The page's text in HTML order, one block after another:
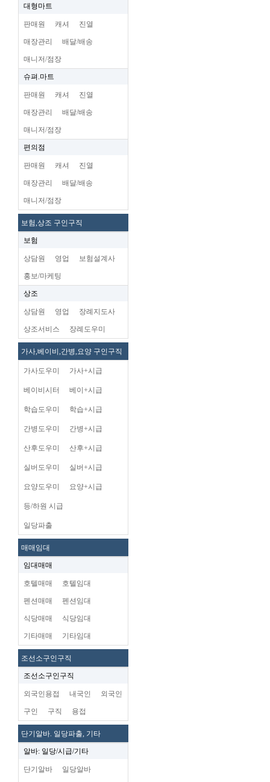
대형마트
판매원 캐셔 진열
매장관리 배달/배송
매니저/점장
슈펴.마트
판매원 캐셔 진열
매장관리 배달/배송
매니저/점장
편의점
판매원 캐셔 진열
매장관리 배달/배송
매니저/점장
보험,상조 구인구직
보험
상담원 영업 보험설계사
홍보/마케팅
상조
상담원 영업 장례지도사
상조서비스 장례도우미
가사,베이비,간병,요양 구인구직
가사도우미 가사+시급
베이비시터 베이+시급
학습도우미 학습+시급
간병도우미 간병+시급
산후도우미 산후+시급
실버도우미 실버+시급
요양도우미 요양+시급
등/하원 시급
일당파출
매매임대
임대매매
호텔매매 호텔임대
펜션매매 펜션임대
식당매매 식당임대
기타매매 기타임대
조선소구인구직
조선소구인구직
외국인용접 내국인 외국인
구인 구직 용접
단기알바. 일당파출, 기타
알바: 일당/시급/기타
단기알바 일당알바